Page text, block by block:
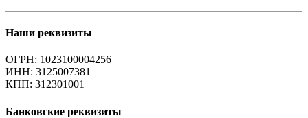
Наши реквизиты
ОГРН: 1023100004256
ИНН: 3125007381
КПП: 312301001
Банковские реквизиты